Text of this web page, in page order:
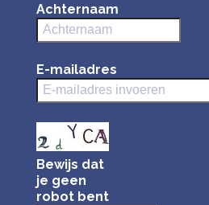
Achternaam
E-mailadres
Bewijs dat
je geen
robot bent